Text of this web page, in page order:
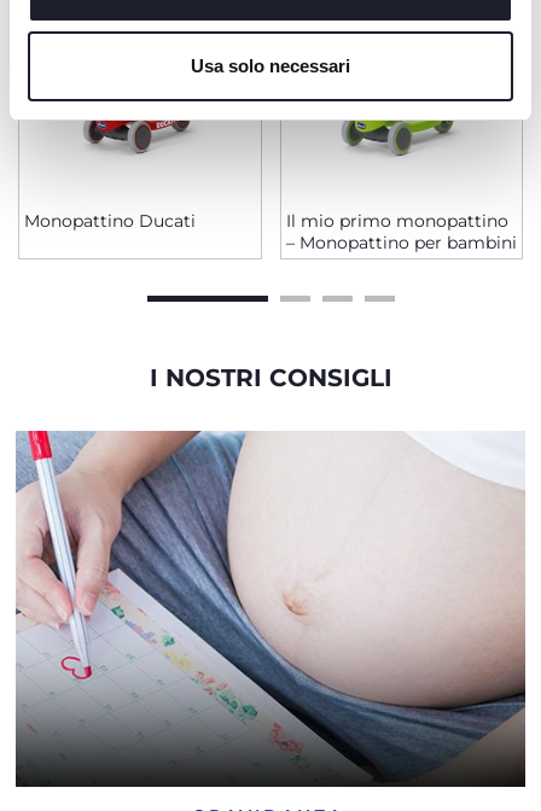
Usa solo necessari
Monopattino Ducati
Il mio primo monopattino
– Monopattino per bambini
I NOSTRI CONSIGLI